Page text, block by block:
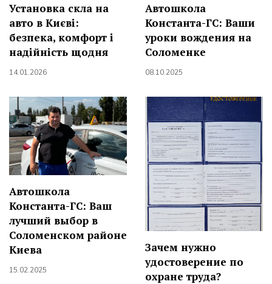
Установка скла на
авто в Києві:
безпека, комфорт і
надійність щодня
14.01.2026
Автошкола
Константа-ГС: Ваши
уроки вождения на
Соломенке
08.10.2025
Автошкола
Константа-ГС: Ваш
лучший выбор в
Соломенском районе
Киева
15.02.2025
Зачем нужно
удостоверение по
охране труда?